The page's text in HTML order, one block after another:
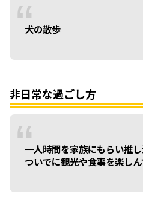
犬の散歩
非日常な過ごし方
一人時間を家族にもらい推
ついでに観光や食事を楽しん